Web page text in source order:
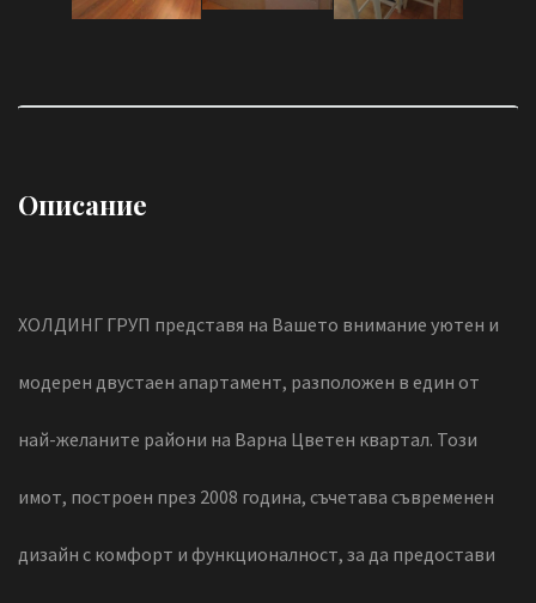
Описание
ХОЛДИНГ ГРУП представя на Вашето внимание уютен и
модерен двустаен апартамент, разположен в един от
най-желаните райони на Варна Цветен квартал. Този
имот, построен през 2008 година, съчетава съвременен
дизайн с комфорт и функционалност, за да предостави